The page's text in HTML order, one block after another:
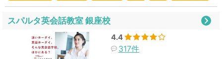
スパルタ英会話教室 銀座校
4.4
317件